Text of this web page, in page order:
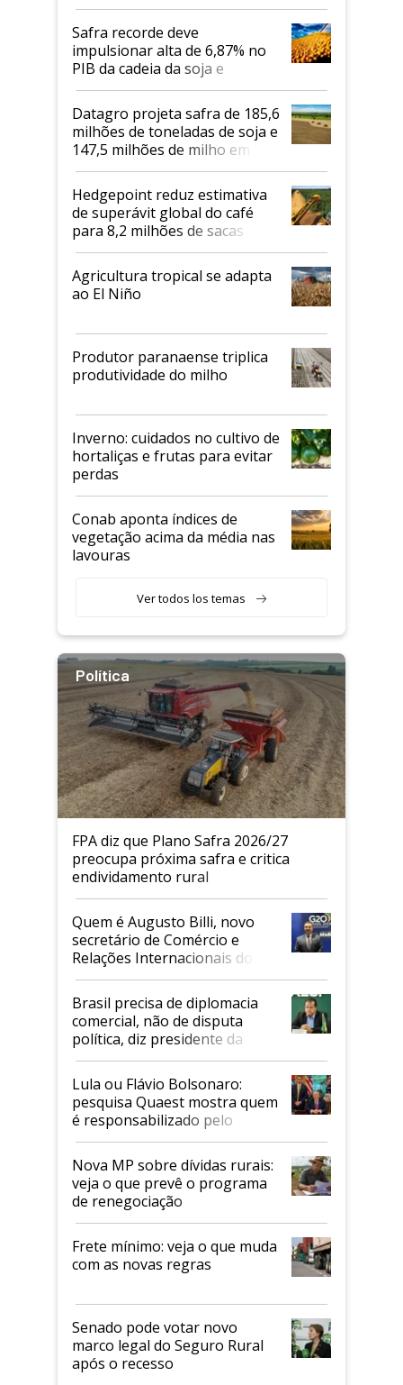
Safra recorde deve
impulsionar alta de 6,87% no
PIB da cadeia da soja e
biodiesel em 2026
Datagro projeta safra de 185,6
milhões de toneladas de soja e
147,5 milhões de milho em
2026/27
Hedgepoint reduz estimativa
de superávit global do café
para 8,2 milhões de sacas
Agricultura tropical se adapta
ao El Niño
Produtor paranaense triplica
produtividade do milho
Inverno: cuidados no cultivo de
hortaliças e frutas para evitar
perdas
Conab aponta índices de
vegetação acima da média nas
lavouras
Ver todos los temas
Política
FPA diz que Plano Safra 2026/27
preocupa próxima safra e critica
endividamento rural
Quem é Augusto Billi, novo
secretário de Comércio e
Relações Internacionais do
Mapa
Brasil precisa de diplomacia
comercial, não de disputa
política, diz presidente da
Faesp
Lula ou Flávio Bolsonaro:
pesquisa Quaest mostra quem
é responsabilizado pelo
tarifaço dos EUA
Nova MP sobre dívidas rurais:
veja o que prevê o programa
de renegociação
Frete mínimo: veja o que muda
com as novas regras
Senado pode votar novo
marco legal do Seguro Rural
após o recesso